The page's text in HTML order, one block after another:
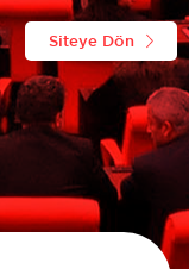
Siteye Dön